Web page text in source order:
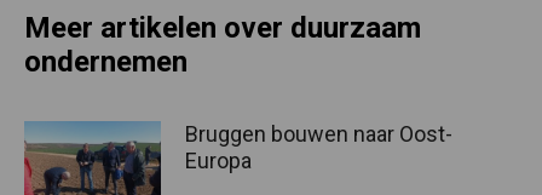
Meer artikelen over duurzaam
ondernemen
Bruggen bouwen naar Oost-
Europa